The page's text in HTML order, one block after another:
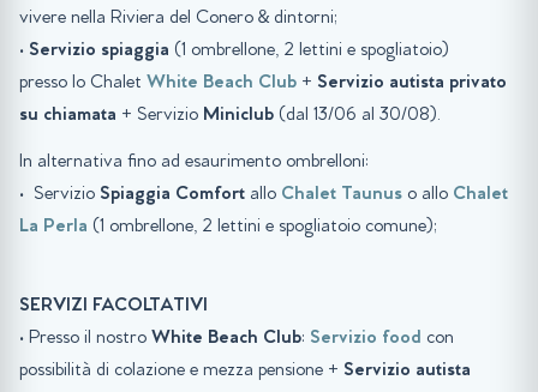
vivere nella Riviera del Conero & dintorni;
• Servizio spiaggia (1 ombrellone, 2 lettini e spogliatoio)
presso lo Chalet White Beach Club + Servizio autista privato
su chiamata + Servizio Miniclub (dal 13/06 al 30/08).
In alternativa fino ad esaurimento ombrelloni:
• Servizio Spiaggia Comfort allo Chalet Taunus o allo Chalet
La Perla (1 ombrellone, 2 lettini e spogliatoio comune);
SERVIZI FACOLTATIVI
• Presso il nostro White Beach Club: Servizio food con
possibilità di colazione e mezza pensione + Servizio autista